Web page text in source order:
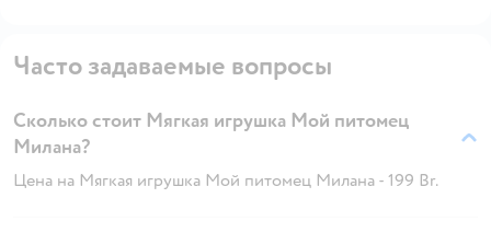
Часто задаваемые вопросы
Сколько стоит Мягкая игрушка Мой питомец
Милана?
Цена на Мягкая игрушка Мой питомец Милана - 199 Br.